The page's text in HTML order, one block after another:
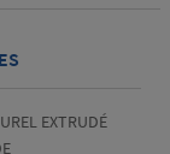
EXTRUDÉ